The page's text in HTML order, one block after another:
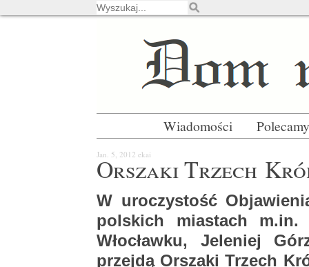
Wiadomości Polecamy
Jan. 5, 2012 ekai
Or­sza­ki Trzech
W uro­czy­stość
pol­skich mia­stach m.​in.
Wło­cław­ku, Je­le­niej
przej­dą Or­sza­ki Trzech